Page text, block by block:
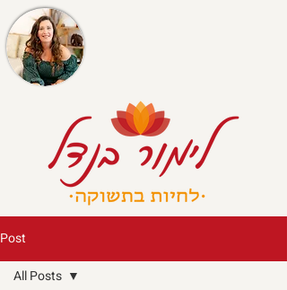
Post
All Posts